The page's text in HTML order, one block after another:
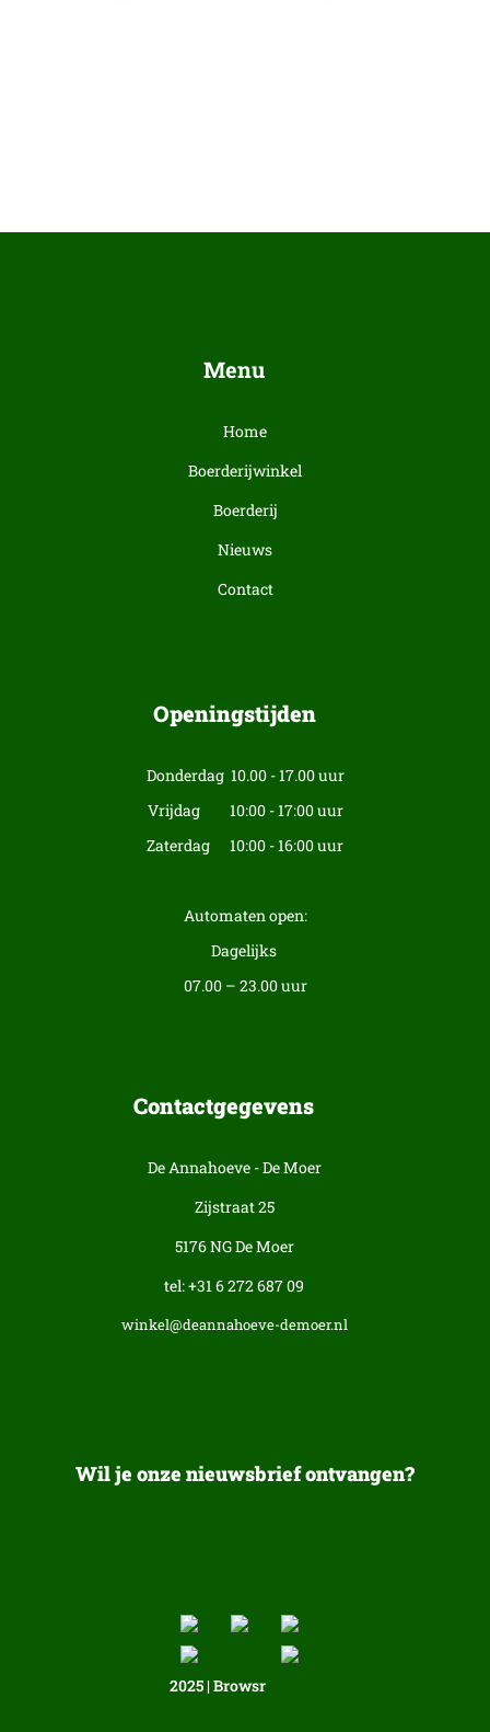
Menu
Home
Boerderijwinkel
Boerderij
Nieuws
Contact
Openingstijden
Donderdag 10.00 - 17.00 uur
Vrijdag 10:00 - 17:00 uur
Zaterdag 10:00 - 16:00 uur
Automaten open:
Dagelijks
07.00 – 23.00 uur
Contactgegevens
De Annahoeve - De Moer
Zijstraat 25
5176 NG De Moer
tel: +31 6 272 687 09
winkel@deannahoeve-demoer.nl
Wil je onze nieuwsbrief ontvangen?
2025 | Browsr